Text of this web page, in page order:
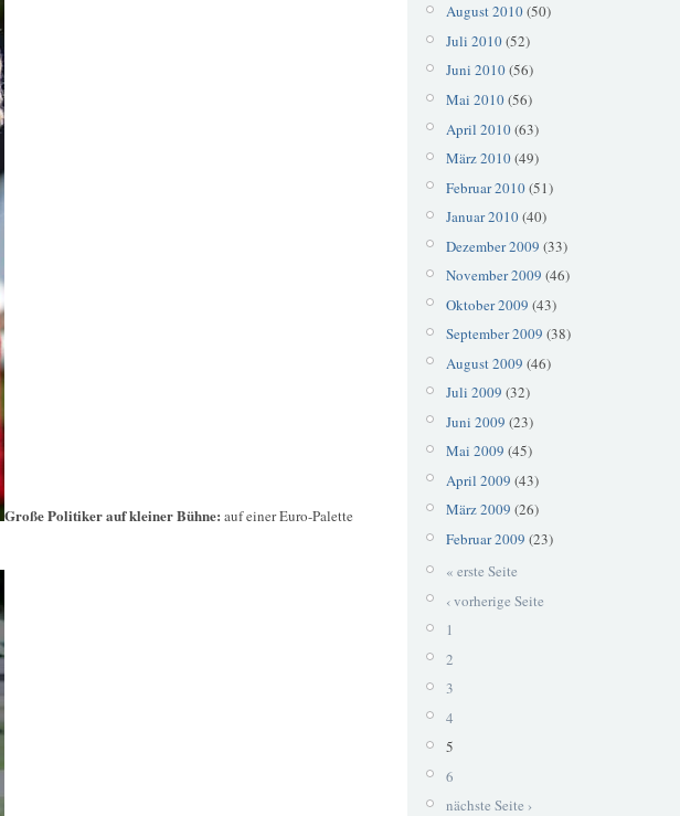
Große Politiker auf kleiner Bühne: auf einer Euro-Palette
August 2010(50)
Juli 2010(52)
Juni 2010(56)
Mai 2010(56)
April 2010(63)
März 2010(49)
Februar 2010(51)
Januar 2010(40)
Dezember 2009 (33)
November 2009 (46)
Oktober 2009 (43)
September 2009 (38)
August 2009 (46)
Juli 2009 (32)
Juni 2009 (23)
Mai 2009 (45)
April 2009 (43)
März 2009 (26)
Februar 2009 (23)
« erste Seite
‹ vorherige Seite
1
2
3
4
5
6
nächste Seite ›